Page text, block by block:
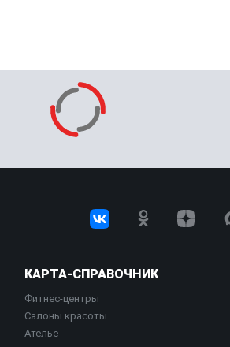
КАРТА-СПРАВОЧНИК
Фитнес-центры
Салоны красоты
Ателье